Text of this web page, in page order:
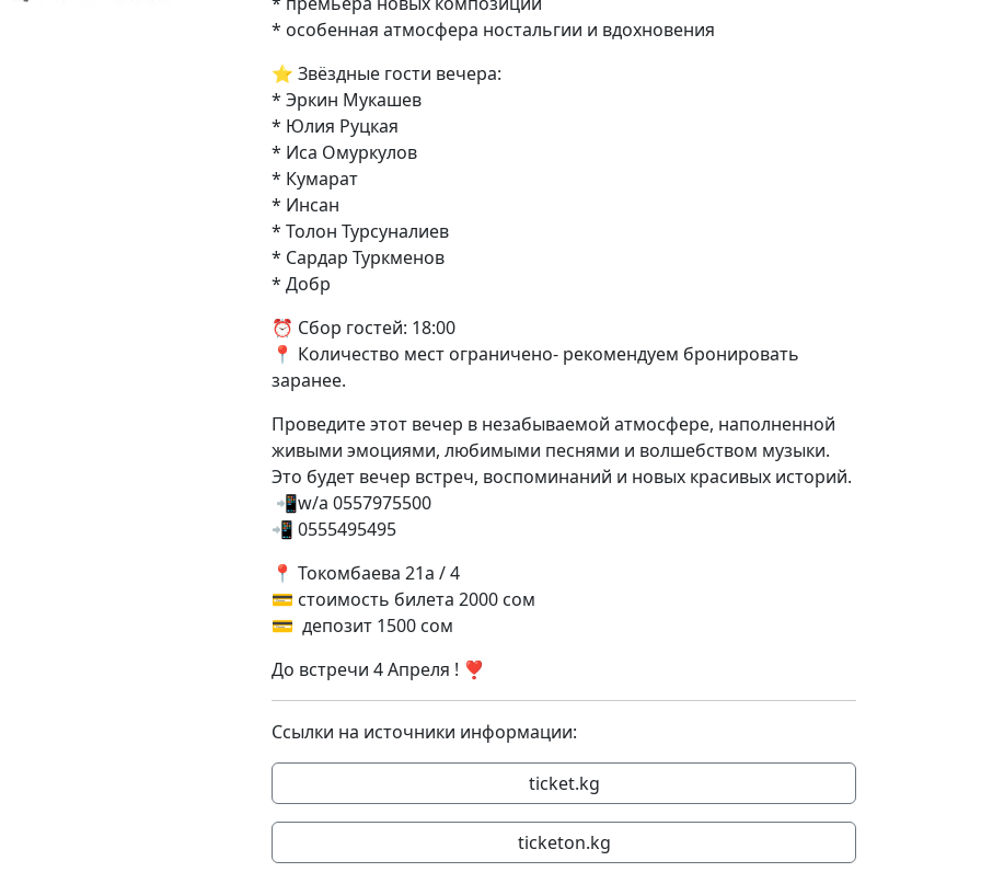
* особенная атмосфера ностальгии и вдохновения
⭐️ Звёздные гости вечера:
* Эркин Мукашев
* Юлия Руцкая
* Иса Омуркулов
* Кумарат
* Инсан
* Толон Турсуналиев
* Сардар Туркменов
* Добр
⏰ Сбор гостей: 18:00
📍 Количество мест ограничено- рекомендуем бронировать
заранее.
Проведите этот вечер в незабываемой атмосфере, наполненной
живыми эмоциями, любимыми песнями и волшебством музыки.
Это будет вечер встреч, воспоминаний и новых красивых историй.
📲w/a 0557975500
📲 0555495495
📍 Токомбаева 21а / 4
💳 стоимость билета 2000 сом
💳 депозит 1500 сом
До встречи 4 Апреля ! ❣️
Ссылки на источники информации:
ticket.kg
ticketon.kg